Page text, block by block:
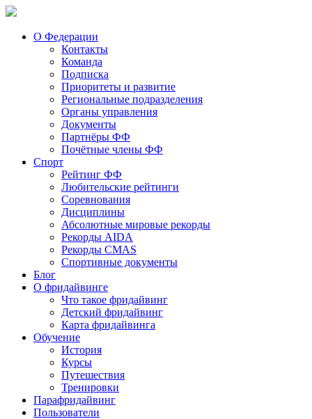
О Федерации
Контакты
Команда
Подписка
Приоритеты и развитие
Региональные подразделения
Органы управления
Документы
Партнёры ФФ
Почётные члены ФФ
Спорт
Рейтинг ФФ
Любительские рейтинги
Соревнования
Дисциплины
Абсолютные мировые рекорды
Рекорды AIDA
Рекорды CMAS
Спортивные документы
Блог
О фридайвинге
Что такое фридайвинг
Детский фридайвинг
Карта фридайвинга
Обучение
История
Курсы
Путешествия
Тренировки
Парафридайвинг
Пользователи